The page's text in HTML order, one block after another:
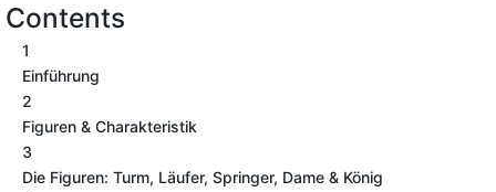
Contents
1
Einführung
2
Figuren & Charakteristik
3
Die Figuren: Turm, Läufer, Springer, Dame & König